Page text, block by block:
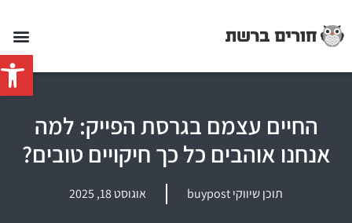
פתח
החיים עצמם בגרסת הפייק: למה
אנחנו אוהבים כל כך חיקויים טובים?
תוכן שיווקי buypost אוגוסט 18, 2025